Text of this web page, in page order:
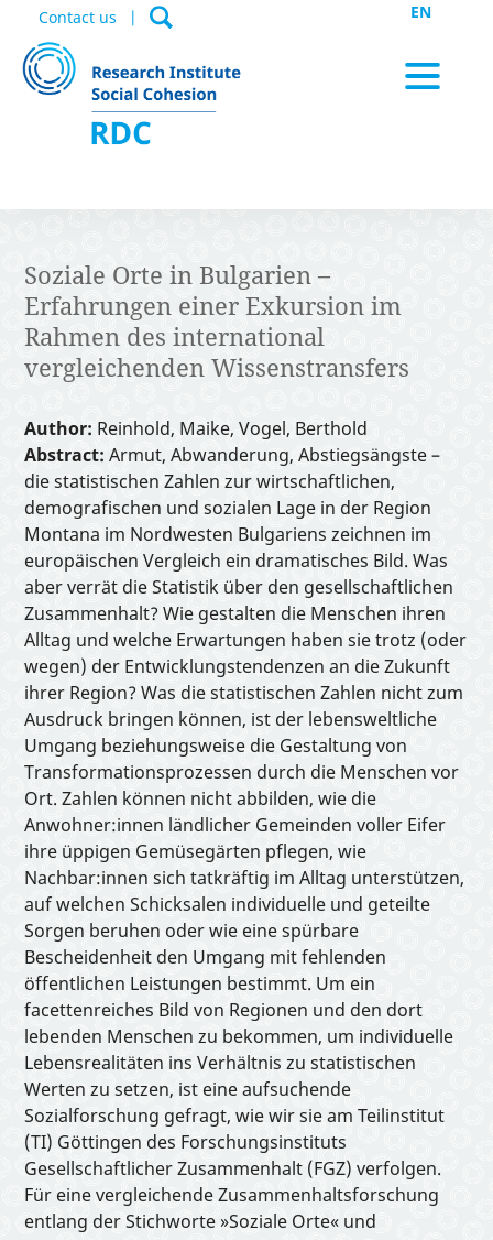
Contact us EN
Data Portal
Interactive Tools
About
Soziale Orte in Bulgarien –
Erfahrungen einer Exkursion im
Rahmen des international
vergleichenden Wissenstransfers
Author: Reinhold, Maike, Vogel, Berthold
Abstract: Armut, Abwanderung, Abstiegsängste –
die statistischen Zahlen zur wirtschaftlichen,
demografischen und sozialen Lage in der Region
Montana im Nordwesten Bulgariens zeichnen im
europäischen Vergleich ein dramatisches Bild. Was
aber verrät die Statistik über den gesellschaftlichen
Zusammenhalt? Wie gestalten die Menschen ihren
Alltag und welche Erwartungen haben sie trotz (oder
wegen) der Entwicklungstendenzen an die Zukunft
ihrer Region? Was die statistischen Zahlen nicht zum
Ausdruck bringen können, ist der lebensweltliche
Umgang beziehungsweise die Gestaltung von
Transformationsprozessen durch die Menschen vor
Ort. Zahlen können nicht abbilden, wie die
Anwohner:innen ländlicher Gemeinden voller Eifer
ihre üppigen Gemüsegärten pflegen, wie
Nachbar:innen sich tatkräftig im Alltag unterstützen,
auf welchen Schicksalen individuelle und geteilte
Sorgen beruhen oder wie eine spürbare
Bescheidenheit den Umgang mit fehlenden
öffentlichen Leistungen bestimmt. Um ein
facettenreiches Bild von Regionen und den dort
lebenden Menschen zu bekommen, um individuelle
Lebensrealitäten ins Verhältnis zu statistischen
Werten zu setzen, ist eine aufsuchende
Sozialforschung gefragt, wie wir sie am Teilinstitut
(TI) Göttingen des Forschungsinstituts
Gesellschaftlicher Zusammenhalt (FGZ) verfolgen.
Für eine vergleichende Zusammenhaltsforschung
entlang der Stichworte »Soziale Orte« und